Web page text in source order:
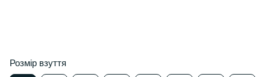
Розмір взуття